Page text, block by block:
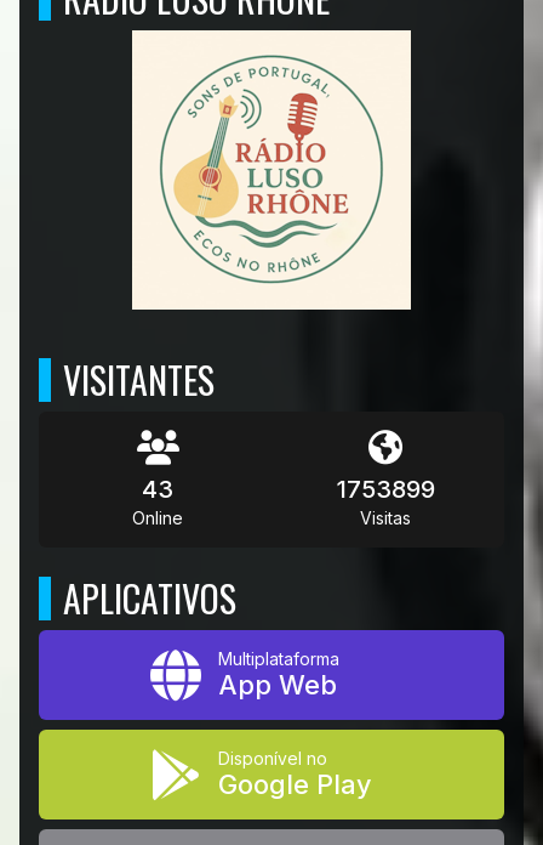
VISITANTES
43
Online
1753899
Visitas
APLICATIVOS
Multiplataforma
App Web
Disponível no
Google Play